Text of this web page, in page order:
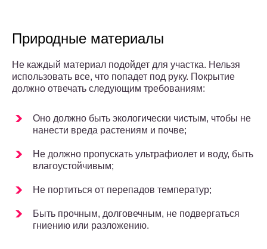
Природные материалы
Не каждый материал подойдет для участка. Нельзя
использовать все, что попадет под руку. Покрытие
должно отвечать следующим требованиям:
Оно должно быть экологически чистым, чтобы не
нанести вреда растениям и почве;
Не должно пропускать ультрафиолет и воду, быть
влагоустойчивым;
Не портиться от перепадов температур;
Быть прочным, долговечным, не подвергаться
гниению или разложению.